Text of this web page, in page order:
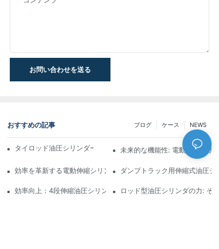
お問い合わせを送る
おすすめの記事 NEWS
ケース
ブログ
タイロッド油圧シリンダーの機能と重要性を理解する
未来的な機能性: 電動伸縮シリ
効率を革新する電動伸縮シリンダ ダンプトラック用伸縮式油圧
効率向上：4段伸縮油圧シリンダーのメリットロッド型油圧シリンダの力: そ